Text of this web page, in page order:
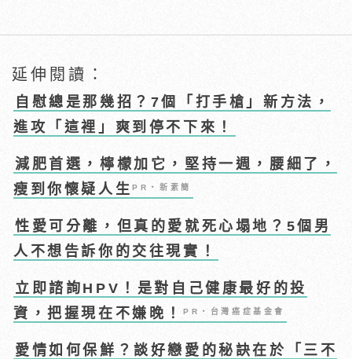
延伸閱讀：
自慰總是那幾招？7個「打手槍」新方法，
進攻「這裡」爽到停不下來！
減肥首選，檸檬加它，堅持一週，腰細了，
瘦到你懷疑人生PR・新素簡
性愛可分離，但真的愛就死心塌地？5個男
人不想告訴你的交往現實！
立即諮詢HPV！是對自己健康最好的投
資，把握現在不嫌晚！PR・台灣癌症基金會
愛情如何保鮮？談好戀愛的秘訣在於「三不